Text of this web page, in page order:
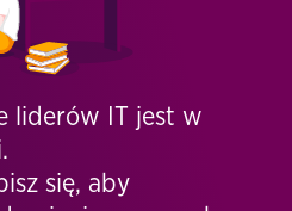
liderów IT jest w
się, aby